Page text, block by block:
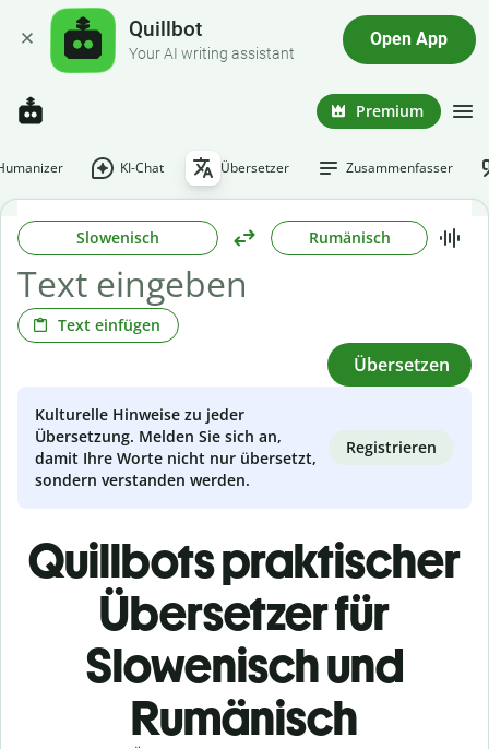
Quillbot
Your AI writing assistant
Open App
Premium
KI-Chat Übersetzer Zusammenfasser
Slowenisch Rumänisch
Text einfügen
Übersetzen
Kulturelle Hinweise zu jeder
Übersetzung. Melden Sie sich an,
damit Ihre Worte nicht nur übersetzt,
sondern verstanden werden.
Registrieren
Quillbots praktischer
Übersetzer für
Slowenisch und
Rumänisch